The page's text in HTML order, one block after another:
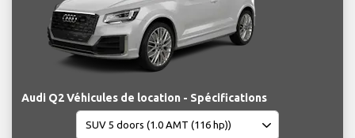
Audi Q2 Véhicules de location - Spécifications